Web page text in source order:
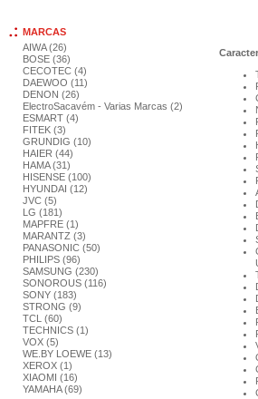
MARCAS
AIWA (26)
BOSE (36)
CECOTEC (4)
DAEWOO (11)
DENON (26)
ElectroSacavém - Varias Marcas (2)
ESMART (4)
FITEK (3)
GRUNDIG (10)
HAIER (44)
HAMA (31)
HISENSE (100)
HYUNDAI (12)
JVC (5)
LG (181)
MAPFRE (1)
MARANTZ (3)
PANASONIC (50)
PHILIPS (96)
SAMSUNG (230)
SONOROUS (116)
SONY (183)
STRONG (9)
TCL (60)
TECHNICS (1)
VOX (5)
WE.BY LOEWE (13)
XEROX (1)
XIAOMI (16)
YAMAHA (69)